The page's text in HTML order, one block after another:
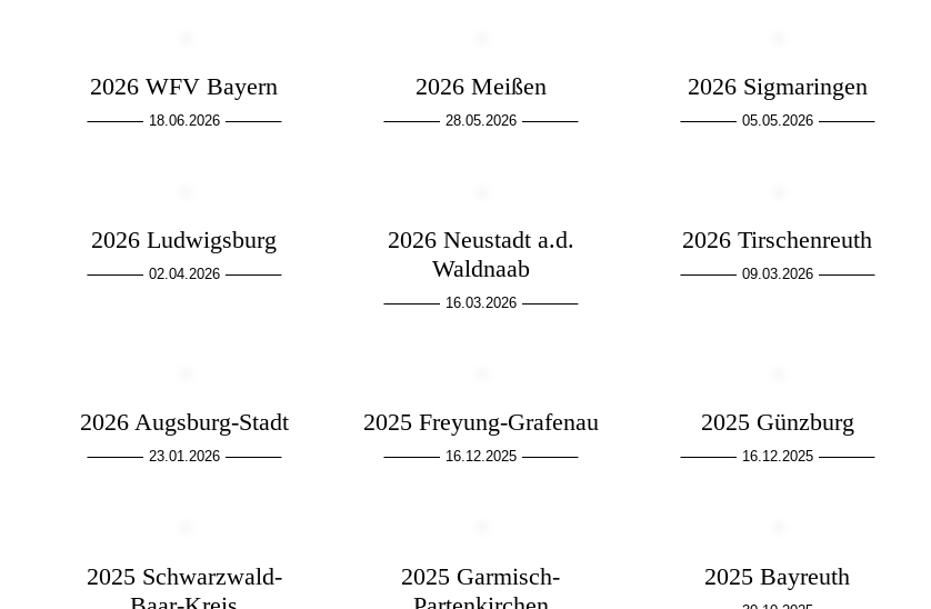
2026 WFV Bayern
18.06.2026
2026 Meißen
28.05.2026
2026 Sigmaringen
05.05.2026
2026 Ludwigsburg
02.04.2026
2026 Neustadt a.d.
Waldnaab
16.03.2026
2026 Tirschenreuth
09.03.2026
2026 Augsburg-Stadt
23.01.2026
2025 Freyung-Grafenau
16.12.2025
2025 Günzburg
16.12.2025
2025 Schwarzwald-
2025 Garmisch-
2025 Bayreuth